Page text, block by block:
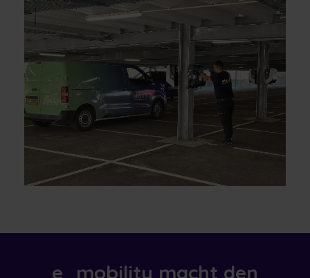
e_mobility macht den